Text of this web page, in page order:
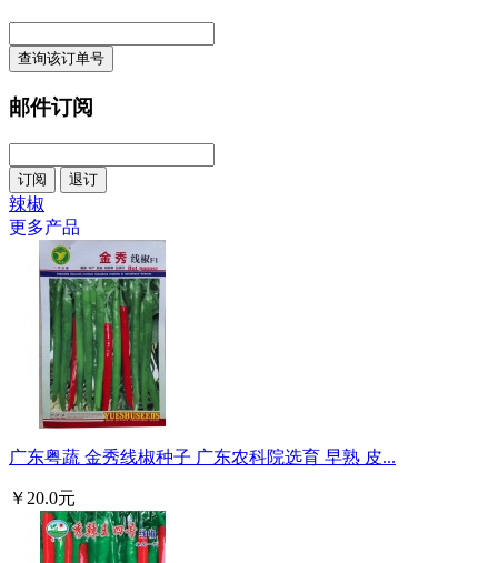
邮件订阅
辣椒
更多产品
广东粤蔬 金秀线椒种子 广东农科院选育 早熟 皮...
￥20.0元